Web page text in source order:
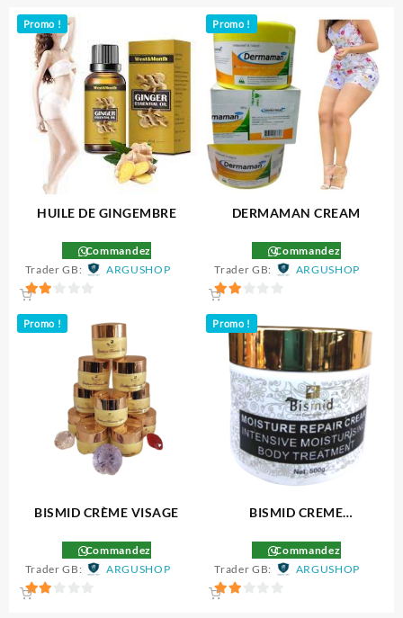
Promo !
HUILE DE GINGEMBRE
Commandez
Trader GB:
ARGUSHOP
sur
Promo !
DERMAMAN CREAM
Commandez
Trader GB:
ARGUSHOP
sur
5
Promo !
BISMID CRÈME VISAGE
Commandez
Trader GB:
ARGUSHOP
Promo !
BISMID CREME
Commandez
Trader GB:
ARGUSHOP